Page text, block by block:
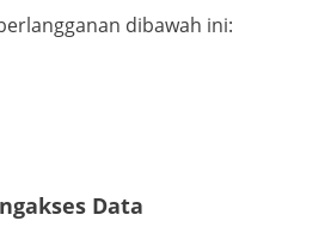
dibawah ini:
Data